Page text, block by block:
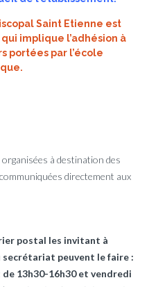
Saint Etienne est
implique l’adhésion à
portées par l’école
à destination des
directement aux
postal les invitant à
peuvent le faire :
13h30-16h30 et vendredi